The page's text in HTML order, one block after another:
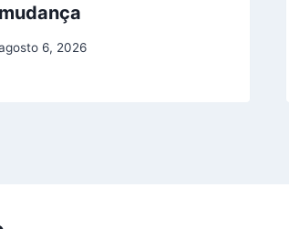
mudança
6, 2026